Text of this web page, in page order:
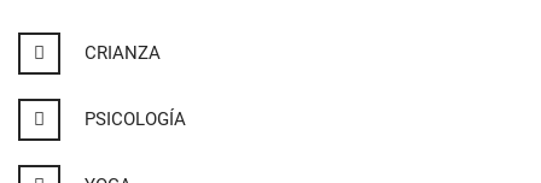
CRIANZA
PSICOLOGÍA